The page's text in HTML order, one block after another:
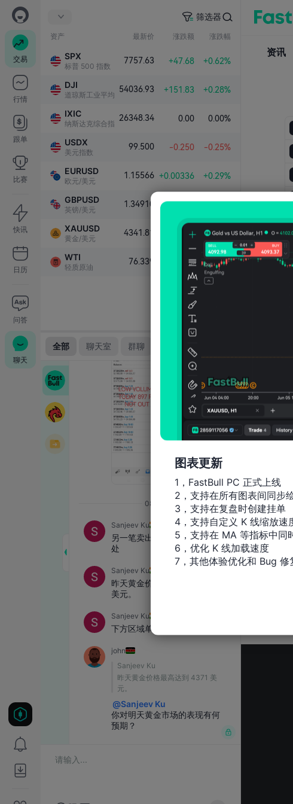
交易
行情
跟单
比赛
快讯
日历
问答
聊天
筛选器
资产 最新价 涨跌额 涨跌幅
SPX
标普 500 指数
7757.63 +47.68 +0.62%
DJI
道琼斯工业平均指数
54036.93 +151.83 +0.28%
IXIC
纳斯达克综合指数
26348.34 0.00 0.00%
USDX
美元指数
99.500 -0.250 -0.25%
EURUSD
欧元/美元
1.15566 +0.00336 +0.29%
GBPUSD
英镑/美元
1.34910 +0.00383
XAUUSD
黄金/美元
4341.81 +101.79 +2.40%
WTI
轻质原油
76.339 -1.000 -1.29%
搜
资讯
图表更新
1，FastBull PC 正式上线
2，支持在所有图表间同步
3，支持在复盘时创建挂单
4，支持自定义 K 线缩放速
5，支持在 MA 等指标中同
6，优化 K 线加载速度
7，其他体验优化和 Bug 修